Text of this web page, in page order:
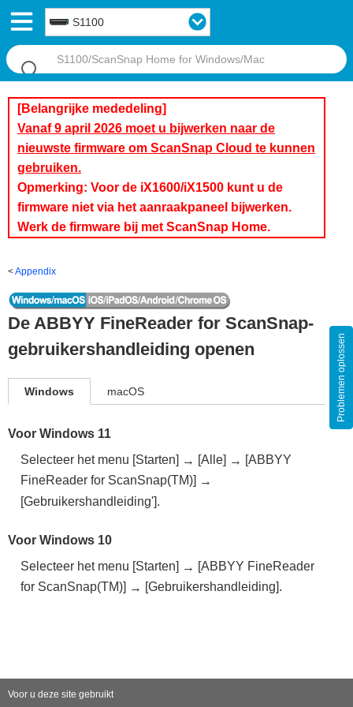
S1100
[Belangrijke mededeling]
Vanaf 9 april 2026 moet u bijwerken naar de
nieuwste firmware om ScanSnap Cloud te kunnen
gebruiken.
Opmerking: Voor de iX1600/iX1500 kunt u de
firmware niet via het aanraakpaneel bijwerken.
Werk de firmware bij met ScanSnap Home.
Appendix
De ABBYY FineReader for ScanSnap-
gebruikershandleiding openen
Windows
Voor Windows 11
Selecteer het menu [Starten] → [Alle] → [ABBYY
FineReader for ScanSnap(TM)] →
[Gebruikershandleiding'].
Voor Windows 10
Selecteer het menu [Starten] → [ABBYY FineReader
for ScanSnap(TM)] → [Gebruikershandleiding].
macOS
Voor u deze site gebruikt
Problemen oplossen